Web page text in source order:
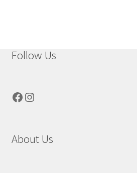
Follow Us
Facebook
Instagram
About Us